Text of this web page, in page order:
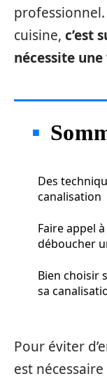
cuisine, c’est
nécessite
Des
canalisation
Faire appel
déboucher
Bien choisir
sa
Pour éviter
est